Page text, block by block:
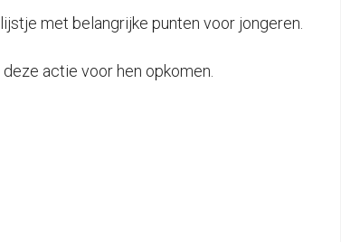
met belangrijke punten voor jongeren.
actie voor hen opkomen.